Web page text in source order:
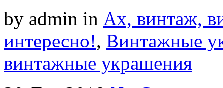
by admin in Ах, винтаж,
интересно!, Винтажные
винтажные украшения